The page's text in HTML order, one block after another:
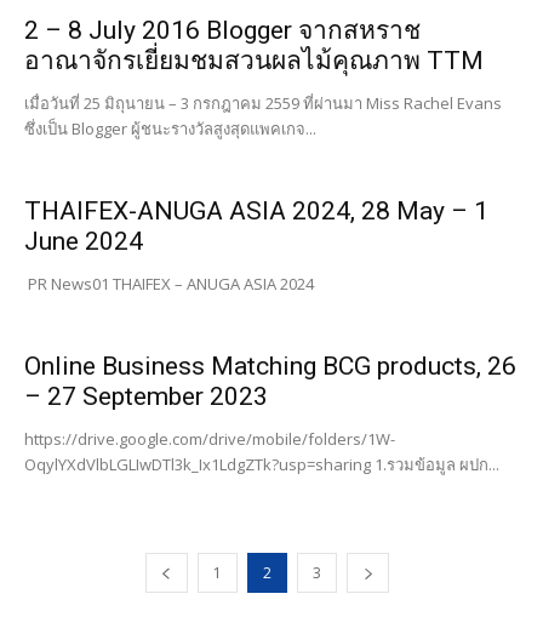
2 – 8 July 2016 Blogger จากสหราช
อาณาจักรเยี่ยมชมสวนผลไม้คุณภาพ TTM
เมื่อวันที่ 25 มิถุนายน – 3 กรกฎาคม 2559 ที่ผ่านมา Miss Rachel Evans
ซึ่งเป็น Blogger ผู้ชนะรางวัลสูงสุดแพคเกจ...
THAIFEX-ANUGA ASIA 2024, 28 May – 1
June 2024
PR News01 THAIFEX – ANUGA ASIA 2024
Online Business Matching BCG products, 26
– 27 September 2023
https://drive.google.com/drive/mobile/folders/1W-
OqylYXdVlbLGLIwDTl3k_Ix1LdgZTk?usp=sharing 1.รวมข้อมูล ผปก...
1 2 3